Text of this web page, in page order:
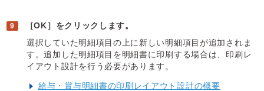
［OK］をクリックします。
選択していた明細項目の上に新しい明細項目が追加されま
す。追加した明細項目を明細書に印刷する場合は、印刷レ
イアウト設計を行う必要があります。
給与・賞与明細書の印刷レイアウト設計の概要